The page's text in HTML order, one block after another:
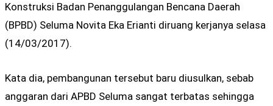
Konstruksi Badan Penanggulangan Bencana Daerah
(BPBD) Seluma Novita Eka Erianti diruang kerjanya selasa
(14/03/2017).
Kata dia, pembangunan tersebut baru diusulkan, sebab
anggaran dari APBD Seluma sangat terbatas sehingga